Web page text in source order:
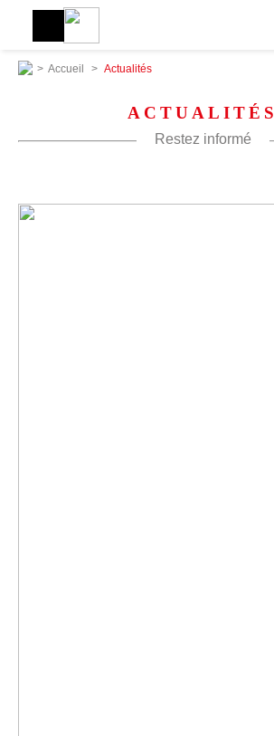
> Accueil > Actualités
ACTUALITÉS
Restez informé